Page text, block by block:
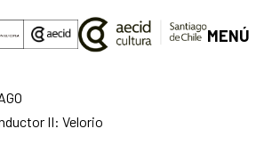
principal
MENÚ
II: Velorio